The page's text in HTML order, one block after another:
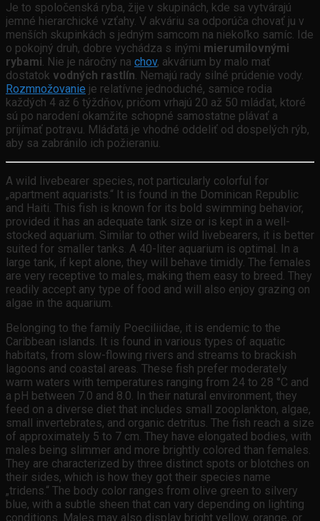
Je to spoločenská ryba, žije v skupinách, kde sa vytvárajú
jemné hierarchické vzťahy. V akváriu sa odporúča chovať ju v
menších skupinkách s jedným samcom na niekoľko samíc. Ide
o pokojný druh, dobre vychádza s inými mierumilovnými
rybami. Nie je náročný na chov, akvárium by malo mať
dostatok vodných rastlín. Nemajú rady silné prúdenie vody.
Rozmnožovanie je relatívne jednoduché, samice rodia
každých 4 až 6 týždňov, pričom vrhajú 20 až 50 mláďat, ktoré
sú po narodení okamžite schopné samostatne plávať a
prijímať potravu. Mláďatá je vhodné oddeliť od dospelých rýb,
aby sa zabránilo ich požieraniu.
A wild livebearer species, not particularly colorful for
„apartment aquarists.“ It is found in the Dominican Republic
and Haiti. This fish is known for its bold swimming behavior,
provided it has an adequate tank size or is kept in a well-
stocked aquarium. Similar to other wild livebearers, it is better
suited for smaller tanks. A 40-liter aquarium is optimal. In a
large tank, if kept alone, they will behave timidly. The females
are very receptive to males, making them easy to breed. They
readily accept any type of food and will also enjoy grazing on
algae in the aquarium.
Belonging to the family Poeciliidae, it is endemic to the
Caribbean islands. It is found in various types of aquatic
habitats, from slow-flowing rivers and streams to brackish
lagoons and coastal areas. These fish prefer moderately
warm waters with temperatures ranging from 24 to 28 °C and
a pH between 7.0 and 8.0. In their natural environment, they
feed on a diverse diet that includes small zooplankton, algae,
small invertebrates, and organic detritus. The fish reach a size
of approximately 5 to 7 cm. They have elongated bodies, with
males being slimmer and more brightly colored than females.
They are characterized by three distinct spots or blotches on
their sides, which is how they got their species name
„tridens.“ The body color ranges from olive green to silvery
blue, with a subtle sheen that can vary depending on lighting
conditions. Males may also display bright yellow, orange, or